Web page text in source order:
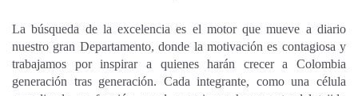
La búsqueda de la excelencia es el motor que mueve a diario
nuestro gran Departamento, donde la motivación es contagiosa y
trabajamos por inspirar a quienes harán crecer a Colombia
generación tras generación. Cada integrante, como una célula